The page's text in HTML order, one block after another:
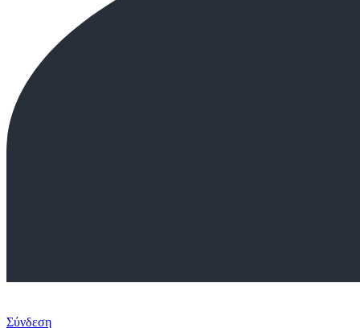
Σύνδεση